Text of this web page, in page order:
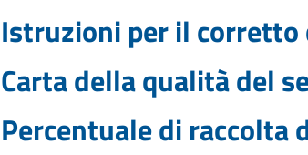
Istruzioni per il
Carta della qualità del
Percentuale di raccolta